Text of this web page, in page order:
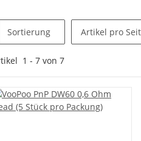
Sortierung Artikel pro
1 - 7 von 7